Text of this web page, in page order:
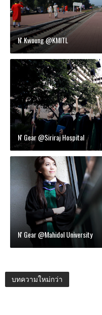
N' Kwoung @KMITL
N' Gear @Siriraj Hospital
N' Gear @Mahidol University
บทความใหม่กว่า